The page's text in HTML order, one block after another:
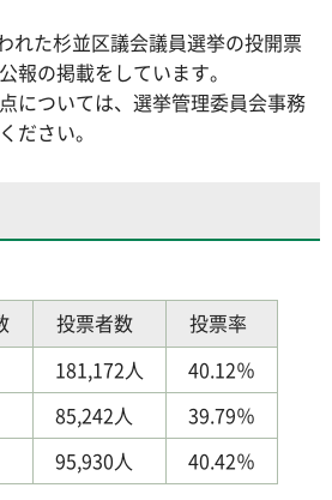
れた杉並区議会議員選挙の投開票
報の掲載をしています。
については、選挙管理委員会事務
ださい。
投票者数
投票率
181,172人
40.12％
85,242人
39.79％
95,930人 40.42％